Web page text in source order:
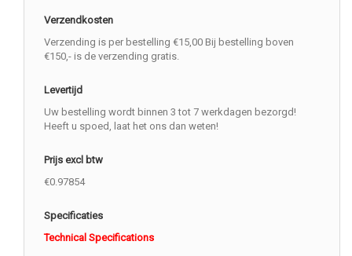
Verzendkosten
Verzending is per bestelling €15,00 Bij bestelling boven
€150,- is de verzending gratis.
Levertijd
Uw bestelling wordt binnen 3 tot 7 werkdagen bezorgd!
Heeft u spoed, laat het ons dan weten!
Prijs excl btw
€0.97854
Specificaties
Technical Specifications